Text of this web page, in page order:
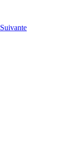
Suivante